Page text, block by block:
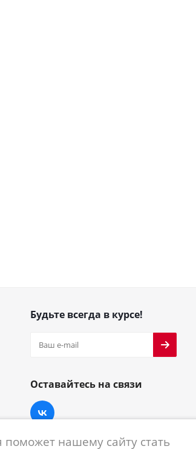
Будьте всегда в курсе!
Оставайтесь на связи
нашему сайту стать